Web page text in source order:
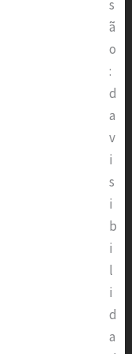
s
ã
o
:
d
a
v
i
s
i
b
i
l
i
d
a